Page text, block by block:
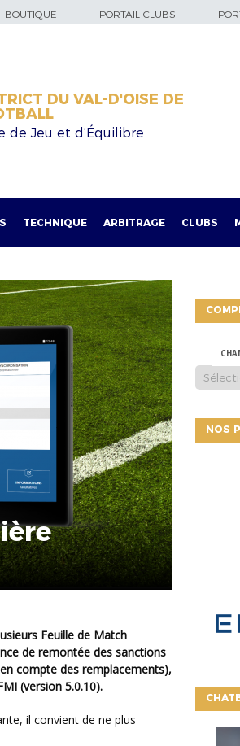
BOUTIQUE PORTAIL CLUBS
DU VAL-D'OISE DE
de Jeu et d’Équilibre
TECHNIQUE ARBITRAGE CLUBS
de remontée des sanctions
compte des remplacements),
(version 5.0.10).
NOS